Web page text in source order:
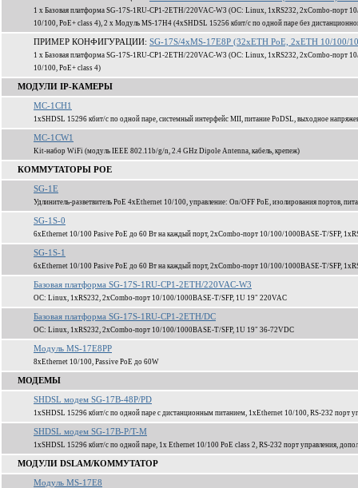
1 x Базовая платформа SG-17S-1RU-CP1-2ETH/220VAC-W3 (ОС: Linux, 1xRS232, 2xCombo-порт
10/100, PoE+ class 4), 2 x Модуль MS-17H4 (4xSHDSL 15256 кбит/c по одной паре без
ПРИМЕР КОНФИГУРАЦИИ: SG-17S/4xMS-17E8P (32xETH PoE, 2xETH 10/100/
1 x Базовая платформа SG-17S-1RU-CP1-2ETH/220VAC-W3 (ОС: Linux, 1xRS232, 2xCombo-порт
10/100, PoE+ class 4)
МОДУЛИ IP-КАМЕРЫ
MC-1CH1
1xSHDSL 15296 кбит/c по одной паре, системный интерфейс MII, питание PoDSL, выходное
MC-1CW1
Kit-набор WiFi (модуль IEEE 802.11b/g/n, 2.4 GHz Dipole Antenna, кабель, крепеж)
КОММУТАТОРЫ POE
SG-1E
Удлинитель-разветвитель PoE 4xEthernet 10/100, управление: On/OFF PoE, изолирования портов,
SG-1S-0
6xEthernet 10/100 Pasive PoE до 60 Вт на каждый порт, 2xCombo-порт 10/100/1000BASE-T/SFP,
SG-1S-1
6xEthernet 10/100 Pasive PoE до 60 Вт на каждый порт, 2xCombo-порт 10/100/1000BASE-T/SFP,
Базовая платформа SG-17S-1RU-CP1-2ETH/220VAC-W3
ОС: Linux, 1xRS232, 2xCombo-порт 10/100/1000BASE-T/SFP, 1U 19" 220VAC
Базовая платформа SG-17S-1RU-CP1-2ETH/DC
ОС: Linux, 1xRS232, 2xCombo-порт 10/100/1000BASE-T/SFP, 1U 19" 36-72VDC
Модуль MS-17E8PP
8xEthernet 10/100, Passive PoE до 60W
МОДЕМЫ
SHDSL модем SG-17B-48P/PD
1xSHDSL 15296 кбит/c по одной паре с дистанционным питанием, 1xEthernet 10/100, RS-232 порт
SHDSL модем SG-17B-P/T-M
1xSHDSL 15296 кбит/c по одной паре, 1x Ethernet 10/100 PoE class 2, RS-232 порт управления,
МОДУЛИ DSLAM/КОММУТАТОР
Модуль MS-17E8